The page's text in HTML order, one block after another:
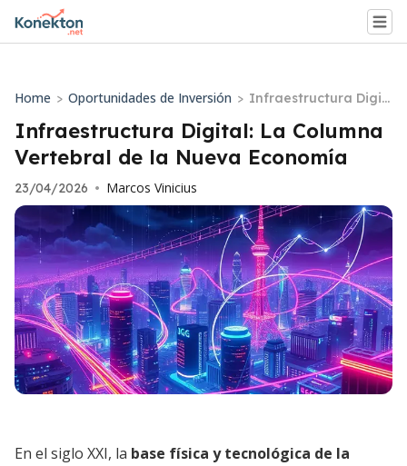
Home > Oportunidades de Inversión > Infraestructura Digit
al: La Columna Verte
bral de la Nueva Eco
nomía
Infraestructura Digital: La Columna
Vertebral de la Nueva Economía
23/04/2026 • Marcos Vinicius
En el siglo XXI, la base física y tecnológica de la